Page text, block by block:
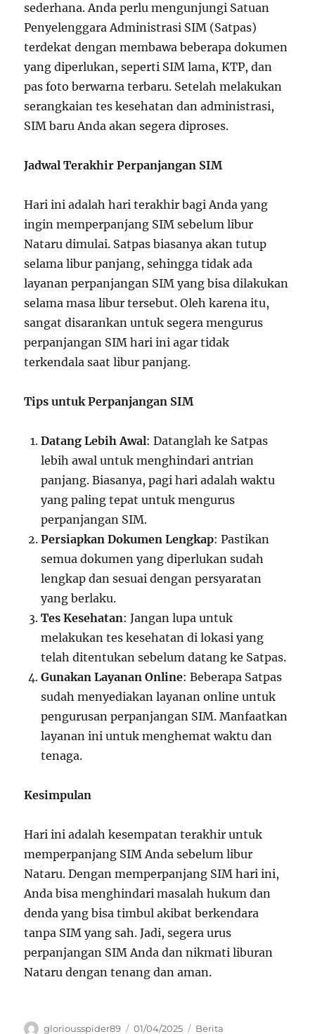
sederhana. Anda perlu mengunjungi Satuan
Penyelenggara Administrasi SIM (Satpas)
terdekat dengan membawa beberapa dokumen
yang diperlukan, seperti SIM lama, KTP, dan
pas foto berwarna terbaru. Setelah melakukan
serangkaian tes kesehatan dan administrasi,
SIM baru Anda akan segera diproses.
Jadwal Terakhir Perpanjangan SIM
Hari ini adalah hari terakhir bagi Anda yang
ingin memperpanjang SIM sebelum libur
Nataru dimulai. Satpas biasanya akan tutup
selama libur panjang, sehingga tidak ada
layanan perpanjangan SIM yang bisa dilakukan
selama masa libur tersebut. Oleh karena itu,
sangat disarankan untuk segera mengurus
perpanjangan SIM hari ini agar tidak
terkendala saat libur panjang.
Tips untuk Perpanjangan SIM
Datang Lebih Awal: Datanglah ke Satpas
lebih awal untuk menghindari antrian
panjang. Biasanya, pagi hari adalah waktu
yang paling tepat untuk mengurus
perpanjangan SIM.
Persiapkan Dokumen Lengkap: Pastikan
semua dokumen yang diperlukan sudah
lengkap dan sesuai dengan persyaratan
yang berlaku.
Tes Kesehatan: Jangan lupa untuk
melakukan tes kesehatan di lokasi yang
telah ditentukan sebelum datang ke Satpas.
Gunakan Layanan Online: Beberapa Satpas
sudah menyediakan layanan online untuk
pengurusan perpanjangan SIM. Manfaatkan
layanan ini untuk menghemat waktu dan
tenaga.
Kesimpulan
Hari ini adalah kesempatan terakhir untuk
memperpanjang SIM Anda sebelum libur
Nataru. Dengan memperpanjang SIM hari ini,
Anda bisa menghindari masalah hukum dan
denda yang bisa timbul akibat berkendara
tanpa SIM yang sah. Jadi, segera urus
perpanjangan SIM Anda dan nikmati liburan
Nataru dengan tenang dan aman.
Author
gloriousspider89 Posted
01/04/2025 Categories
Berita